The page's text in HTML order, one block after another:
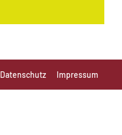
Datenschutz Impressum